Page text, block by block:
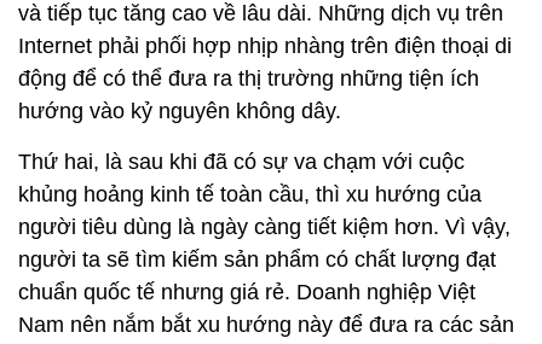
và tiếp tục tăng cao về lâu dài. Những dịch vụ trên
Internet phải phối hợp nhịp nhàng trên điện thoại di
động để có thể đưa ra thị trường những tiện ích
hướng vào kỷ nguyên không dây.
Thứ hai, là sau khi đã có sự va chạm với cuộc
khủng hoảng kinh tế toàn cầu, thì xu hướng của
người tiêu dùng là ngày càng tiết kiệm hơn. Vì vậy,
người ta sẽ tìm kiếm sản phẩm có chất lượng đạt
chuẩn quốc tế nhưng giá rẻ. Doanh nghiệp Việt
Nam nên nắm bắt xu hướng này để đưa ra các sản